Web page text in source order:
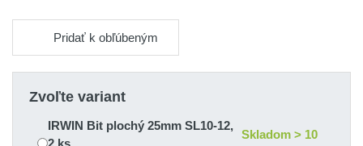
Pridať k obľúbeným
Zvoľte variant
IRWIN Bit plochý 25mm SL10-12,
2 ks
Skladom > 10